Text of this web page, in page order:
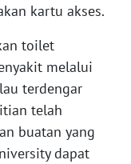
kartu akses.
toilet
melalui
terdengar
telah
buatan yang
dapat